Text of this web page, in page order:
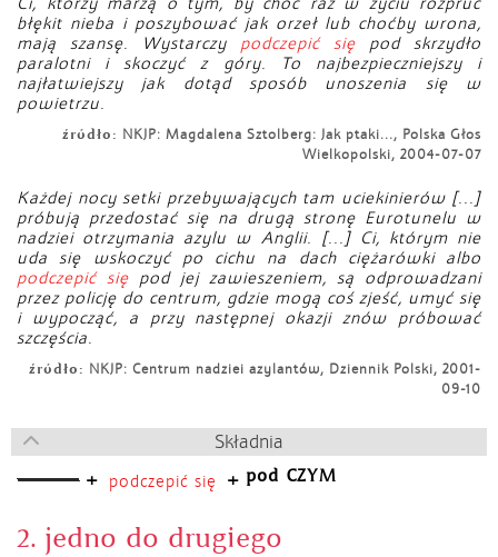
błękit nieba i poszybować jak orzeł lub choćby wrona,
mają szansę. Wystarczy podczepić się pod skrzydło
paralotni i skoczyć z góry. To najbezpieczniejszy i
najłatwiejszy jak dotąd sposób unoszenia się w
powietrzu.
źródło: NKJP: Magdalena Sztolberg: Jak ptaki..., Polska Głos
Wielkopolski, 2004-07-07
Każdej nocy setki przebywających tam uciekinierów [...]
próbują przedostać się na drugą stronę Eurotunelu w
nadziei otrzymania azylu w Anglii. [...] Ci, którym nie
uda się wskoczyć po cichu na dach ciężarówki albo
podczepić się pod jej zawieszeniem, są odprowadzani
przez policję do centrum, gdzie mogą coś zjeść, umyć się
i wypocząć, a przy następnej okazji znów próbować
szczęścia.
źródło: NKJP: Centrum nadziei azylantów, Dziennik Polski, 2001-
09-10
Składnia
+
podczepić się + pod CZYM
2. jedno do drugiego